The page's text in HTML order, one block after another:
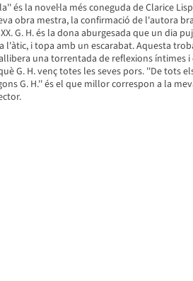
és la novel·la més coneguda de Clarice
obra mestra, la confirmació de l'autora
G. H. és la dona aburgesada que un dia
l'àtic, i topa amb un escarabat. Aquesta
una torrentada de reflexions íntimes i
G. H. venç totes les seves pors. ''De tots
G. H.'' és el que millor correspon a la